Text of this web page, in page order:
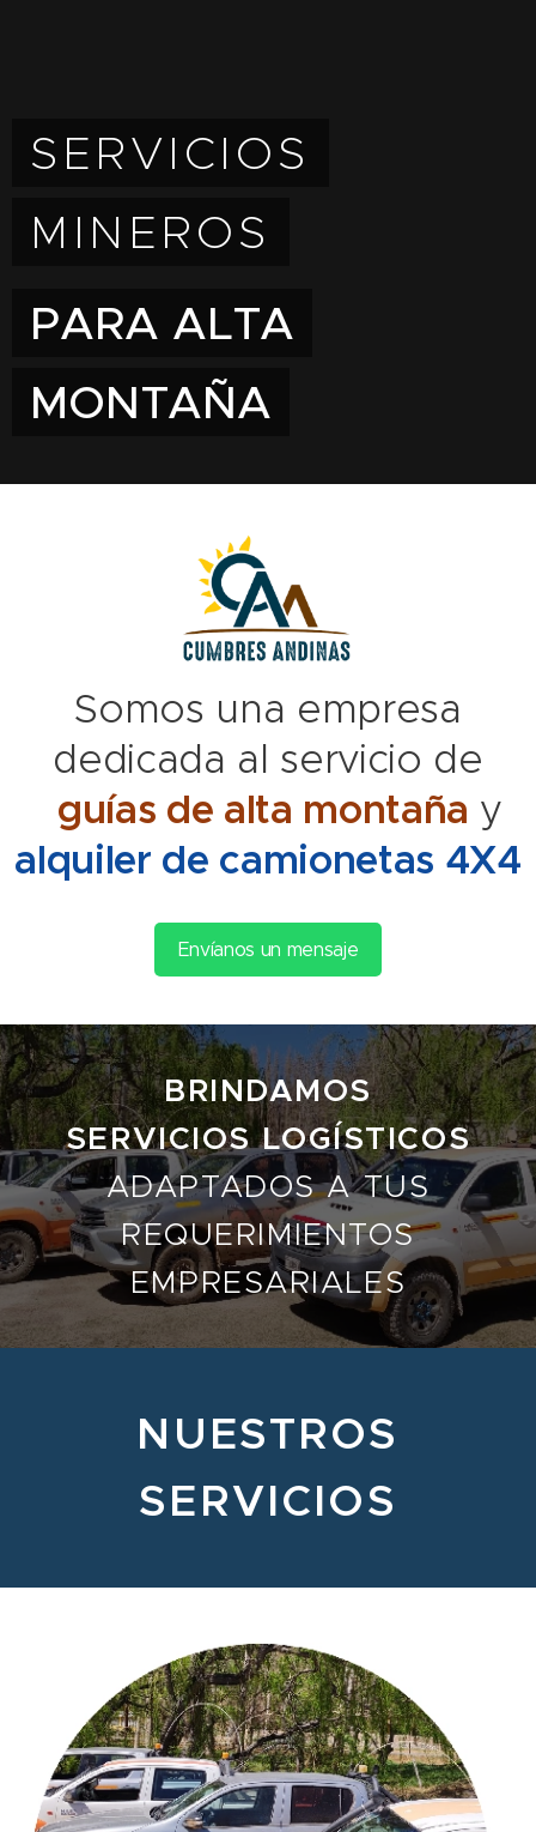
SERVICIOS
MINEROS
PARA ALTA
MONTAÑA
Somos una empresa
dedicada al servicio de
guías de alta montaña y
alquiler de camionetas 4X4
Envíanos un mensaje
BRINDAMOS
SERVICIOSLOGÍSTICOS
ADAPTADOS A TUS
REQUERIMIENTOS
EMPRESARIALES
NUESTROS
SERVICIOS